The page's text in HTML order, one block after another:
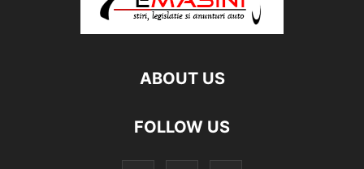
ABOUT US
FOLLOW US